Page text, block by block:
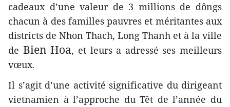
cadeaux d’une valeur de 3 millions de dôngs
chacun à des familles pauvres et méritantes aux
districts de Nhon Thach, Long Thanh et à la ville
de Bien Hoa, et leurs a adressé ses meilleurs
vœux.
Il s’agit d’une activité significative du dirigeant
vietnamien à l’approche du Têt de l’année du